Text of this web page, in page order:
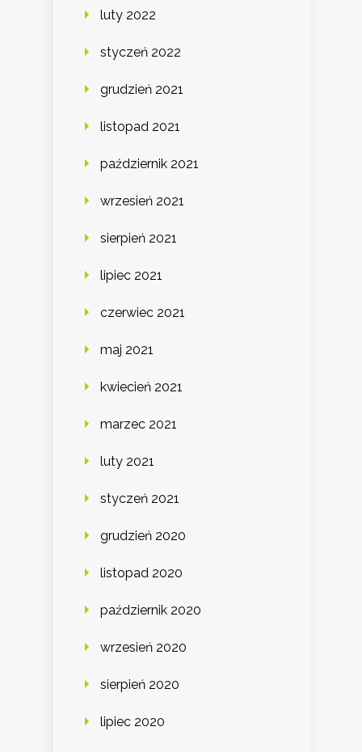
luty 2022
styczeń 2022
grudzień 2021
listopad 2021
październik 2021
wrzesień 2021
sierpień 2021
lipiec 2021
czerwiec 2021
maj 2021
kwiecień 2021
marzec 2021
luty 2021
styczeń 2021
grudzień 2020
listopad 2020
październik 2020
wrzesień 2020
sierpień 2020
lipiec 2020